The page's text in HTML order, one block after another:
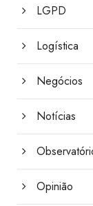
LGPD
Logística
Negócios
Notícias
Opinião